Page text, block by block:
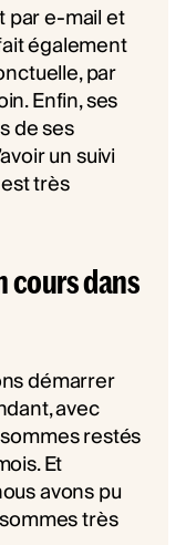
par e-mail et
également
par
Enfin, ses
de ses
un suivi
très
cours dans
démarrer
avec
restés
Et
avons pu
très